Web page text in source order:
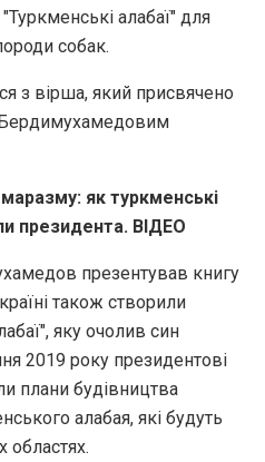
алабаї" для
собак.
з вірша, який присвячено
як туркменські
президента. ВІДЕО
презентував книгу
також створили
яку очолив син
2019 року президентові
плани будівництва
алабая, які будуть
областях.